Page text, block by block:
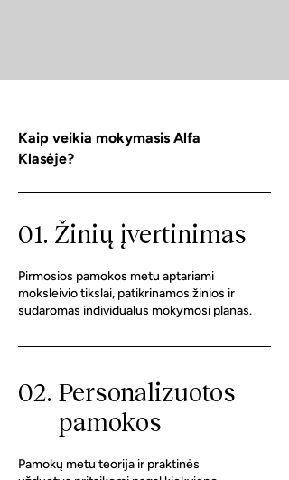
Kaip veikia mokymasis Alfa
Klasėje?
01. Žinių įvertinimas
Pirmosios pamokos metu aptariami
moksleivio tikslai, patikrinamos žinios ir
sudaromas individualus mokymosi planas.
02. Personalizuotos
pamokos
Pamokų metu teorija ir praktinės